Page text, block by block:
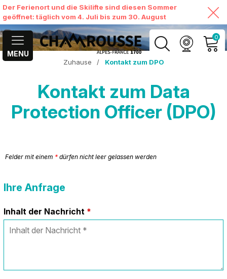
Der Ferienort und die Skilifte sind diesen Sommer
geöffnet: täglich vom 4. Juli bis zum 30. August
MENU
0
MEIN KONTO
MEINEN WARENKORB
ANSEHEN
Zuhause / Kontakt zum DPO
Kontakt zum Data
Protection Officer (DPO)
Felder mit einem * dürfen nicht leer gelassen werden
Ihre Anfrage
Inhalt der Nachricht *